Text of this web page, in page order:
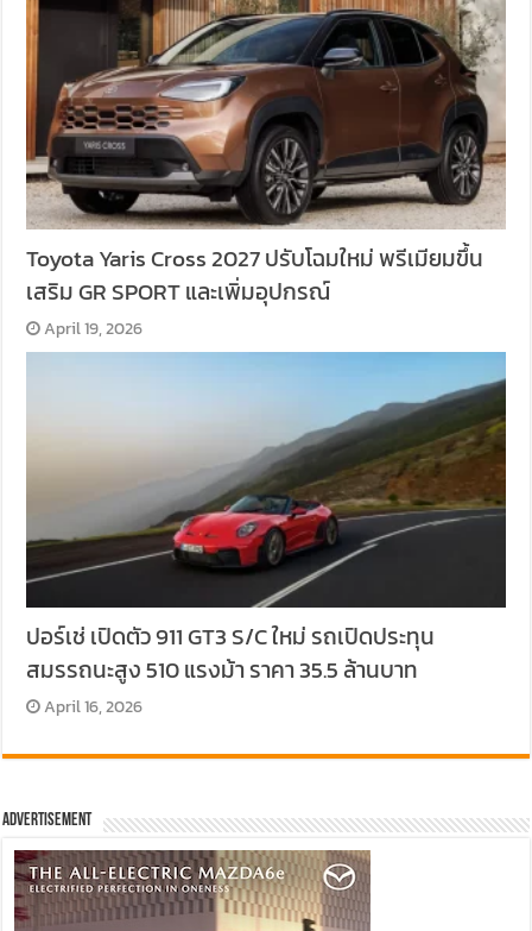
Toyota Yaris Cross 2027 ปรับโฉมใหม่ พรีเมียมขึ้น
เสริม GR SPORT และเพิ่มอุปกรณ์
April 19, 2026
ปอร์เช่ เปิดตัว 911 GT3 S/C ใหม่ รถเปิดประทุน
สมรรถนะสูง 510 แรงม้า ราคา 35.5 ล้านบาท
April 16, 2026
Advertisement